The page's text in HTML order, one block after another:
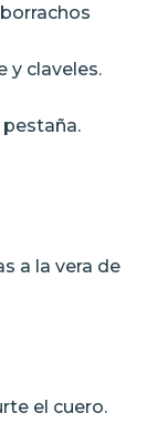
y claveles.
a la vera de
el cuero.